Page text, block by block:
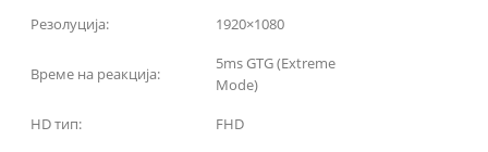
Резолуција:
1920×1080
Време на реакција:
5ms GTG (Extreme
Mode)
HD тип:
FHD